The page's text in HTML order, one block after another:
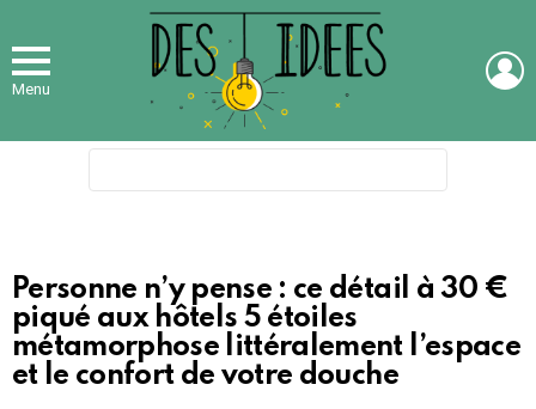
Menu
Personne n’y pense : ce détail à 30 €
piqué aux hôtels 5 étoiles
métamorphose littéralement l’espace
et le confort de votre douche